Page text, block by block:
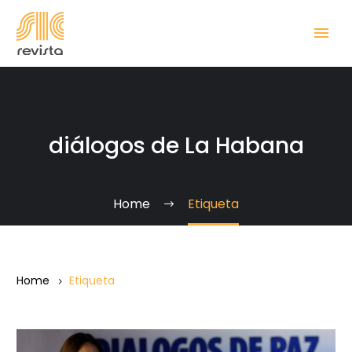
diálogos de La Habana
Home Etiqueta
Home Etiqueta
Comunicado